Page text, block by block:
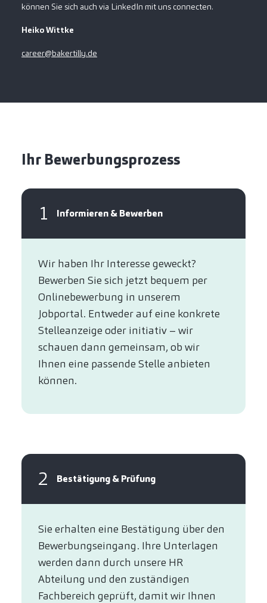
können Sie sich auch via LinkedIn mit uns connecten.
Heiko Wittke
career@bakertilly.de
Ihr Bewerbungsprozess
1 Informieren & Bewerben
Wir haben Ihr Interesse geweckt?​
Bewerben Sie sich jetzt bequem per
Online­bewerbung in unserem
Jobportal. Entweder auf eine konkrete
Stelleanzeige oder initiativ – wir
schauen dann gemeinsam, ob wir
Ihnen eine passende Stelle anbieten
können.​
2 Bestätigung & Prüfung
Sie erhalten eine Bestätigung über den
Bewerbungseingang. Ihre Unterlagen
werden dann durch unsere HR
Abteilung und den zuständigen
Fachbereich geprüft, damit wir Ihnen